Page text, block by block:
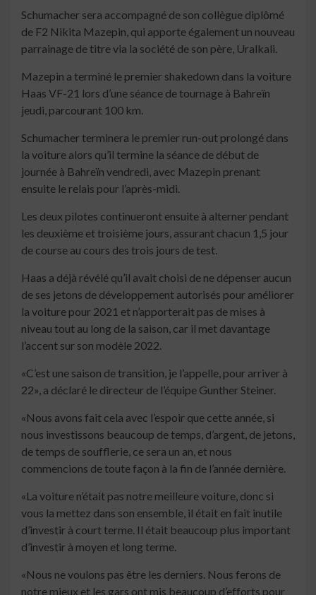
Schumacher sera accompagné de son collègue diplômé
de F2 Nikita Mazepin, qui apporte également un nouveau
parrainage de titre via la société de son père, Uralkali.
Mazepin a terminé le premier shakedown dans la voiture
Haas VF-21 lors d’une séance de tournage à Bahreïn
jeudi, parcourant 100 km.
Schumacher terminera le premier run-out prolongé dans
la voiture alors qu’il termine la séance de début de
journée à Bahreïn vendredi, avec Mazepin prenant
ensuite le relais pour l’après-midi.
Les deux pilotes continueront ensuite à alterner pendant
les deuxième et troisième jours, assurant chacun 1,5 jour
de course au cours des trois jours de test.
Haas a déjà révélé qu’il avait choisi de ne dépenser aucun
de ses jetons de développement autorisés pour améliorer
la voiture pour 2021 et n’apporterait pas de mises à
niveau tout au long de la saison, car il met davantage
l’accent sur son modèle 2022.
«C’est une saison de transition, je l’appelle, pour arriver à
22», a déclaré le directeur de l’équipe Gunther Steiner.
«Nous avons fait cela avec l’espoir que cette année, si
nous investissons beaucoup de temps, d’argent, de jetons,
de temps de soufflerie, ce sera un an, et nous
commencions de toute façon à la fin de l’année dernière.
«La voiture n’était pas notre meilleure voiture, donc si
vous la mettez dans son ensemble, il était en fait inutile
d’investir à court terme. Il était beaucoup plus important
d’investir à moyen et long terme.
«Nous ne voulons pas être les derniers. Nous ferons de
notre mieux et les gars ont mis beaucoup d’efforts pour